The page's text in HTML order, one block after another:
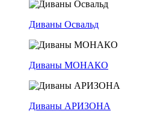
Диваны Освальд
Диваны МОНАКО
Диваны АРИЗОНА